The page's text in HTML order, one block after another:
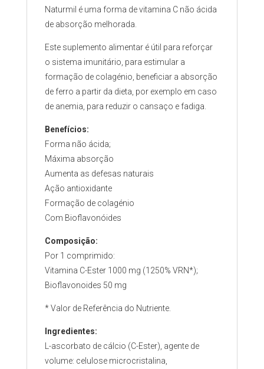
Naturmil é uma forma de vitamina C não ácida
de absorção melhorada.
Este suplemento alimentar é útil para reforçar
o sistema imunitário, para estimular a
formação de colagénio, beneficiar a absorção
de ferro a partir da dieta, por exemplo em caso
de anemia, para reduzir o cansaço e fadiga.
Benefícios:
Forma não ácida;
Máxima absorção
Aumenta as defesas naturais
Ação antioxidante
Formação de colagénio
Com Bioflavonóides
Composição:
Por 1 comprimido:
Vitamina C-Ester 1000 mg (1250% VRN*);
Bioflavonoides 50 mg
* Valor de Referência do Nutriente.
Ingredientes:
L-ascorbato de cálcio (C-Ester), agente de
volume: celulose microcristalina,